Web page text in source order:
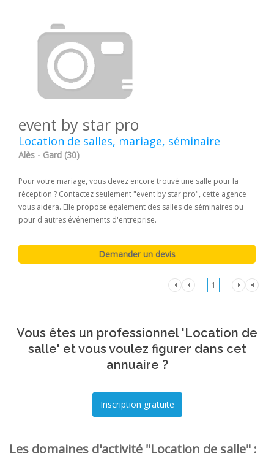
event by star pro
Location de salles, mariage, séminaire
Alès - Gard (30)
Pour votre mariage, vous devez encore trouvé une salle pour la
réception ? Contactez seulement "event by star pro", cette agence
vous aidera. Elle propose également des salles de séminaires ou
pour d'autres événements d'entreprise.
1
Vous êtes un professionnel 'Location de
salle' et vous voulez figurer dans cet
annuaire ?
Les domaines d'activité "Location de salle" :